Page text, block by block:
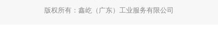
版权所有： 鑫屹（广东）工业服务有限公司